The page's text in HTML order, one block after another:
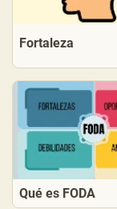
Fortaleza
Qué es FODA